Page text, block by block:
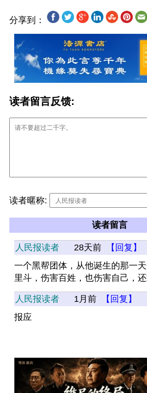
分享到：
读者留言反馈:
读者暱称:
读者留言
人民报读者 28天前
【回复】
一个黑帮团体，从他诞生的那一
里斗，伤害百姓，也伤害自己，还
人民报读者 1月前
【回复】
报应